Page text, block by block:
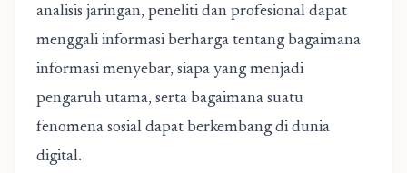
analisis jaringan, peneliti dan profesional dapat
menggali informasi berharga tentang bagaimana
informasi menyebar, siapa yang menjadi
pengaruh utama, serta bagaimana suatu
fenomena sosial dapat berkembang di dunia
digital.